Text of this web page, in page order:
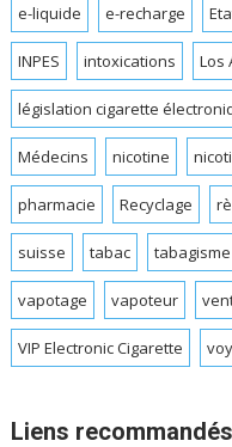
e-liquide e-recharge
INPES intoxications Los
législation cigarette
Médecins nicotine
pharmacie Recyclage
suisse tabac tabagisme
vapotage vapoteur
VIP Electronic Cigarette
Liens recommandés